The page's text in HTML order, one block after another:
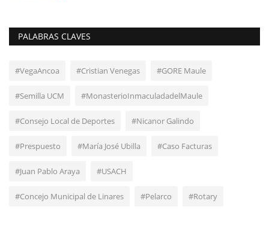
PALABRAS CLAVES
#VegaAncoa #Cristian Venegas #GORE Maule
#Semilla UCM #MonasterioInmaculadadelMaule
#Consejo Local de Deportes #Nicanor Galindo
#Prespuesto #María José Ubilla #Caso Facturas
#Juan Pablo Araya #USACH
#Concejo Municipal de Linares #Pelarco #Rotary